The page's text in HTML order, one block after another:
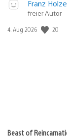
Franz
freier Autor
Veröffentlichungsdatum:
4. Aug 2026 20
Beast of